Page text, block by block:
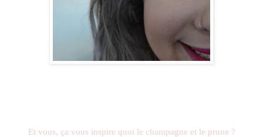
Et vous, ça vous inspire quoi le champagne et le prune ?